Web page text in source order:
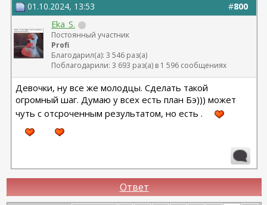
#800
01.10.2024, 13:53
Eka_S.
Постоянный участник
Profi
Благодарил(а): 3 546 раз(а)
Поблагодарили: 3 693 раз(а) в 1 596 сообщениях
Девочки, ну все же молодцы. Сделать такой
огромный шаг. Думаю у всех есть план Бэ))) может
чуть с отсроченным результатом, но есть .
Ответ